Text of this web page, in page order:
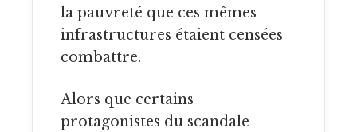
la pauvreté que ces mêmes
infrastructures étaient censées
combattre.
Alors que certains
protagonistes du scandale